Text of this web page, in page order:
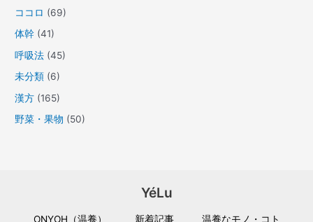
ココロ (69)
体幹 (41)
呼吸法 (45)
未分類 (6)
漢方 (165)
野菜・果物 (50)
YéLu
ONYOH（温養） 新着記事 温養なモノ・コト